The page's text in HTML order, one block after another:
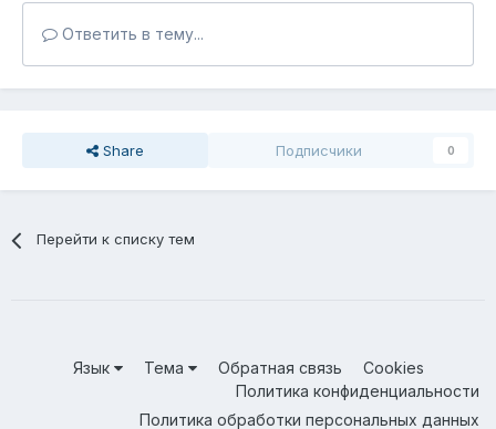
Ответить в тему...
Share Подписчики 0
Перейти к списку тем
Язык Тема Обратная связь
Cookies
Политика конфиденциальности
Политика обработки персональных данных